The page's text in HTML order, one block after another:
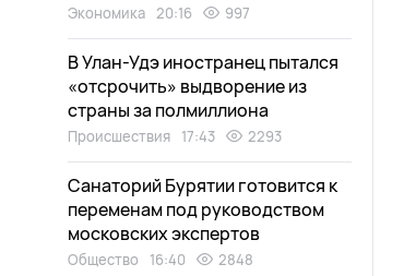
Экономика 20:16 997
В Улан-Удэ иностранец пытался
«отсрочить» выдворение из
страны за полмиллиона
Происшествия 17:43 2293
Санаторий Бурятии готовится к
переменам под руководством
московских экспертов
Общество 16:40 2848